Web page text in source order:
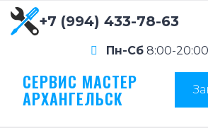
+7 (994) 433-78-63
Пн-Сб 8:00-20:00
СЕРВИС МАСТЕР
АРХАНГЕЛЬСК